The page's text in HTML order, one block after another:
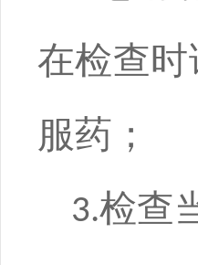
在检查
服药；
3.检查